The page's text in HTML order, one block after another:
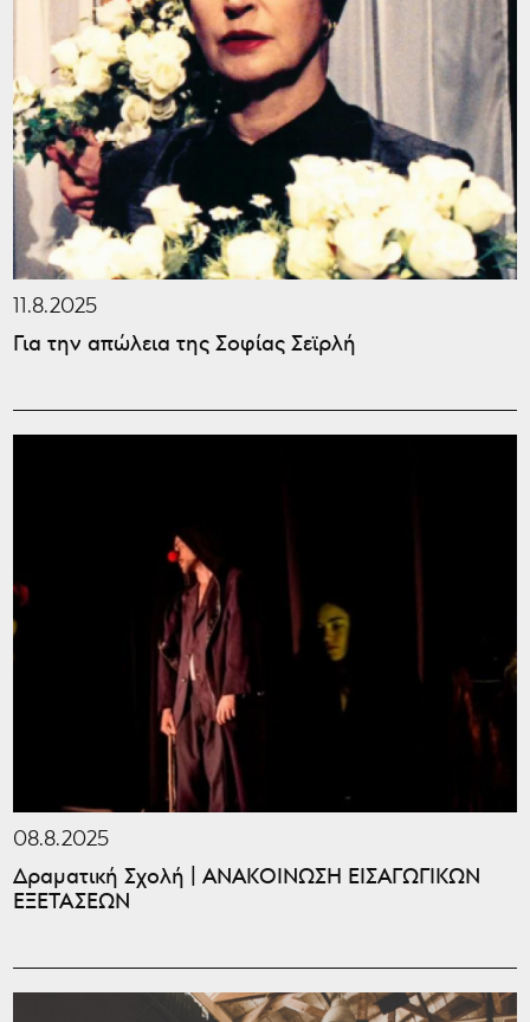
11.8.2025
Για την απώλεια της Σοφίας Σεϊρλή
08.8.2025
Δραματική Σχολή | ΑΝΑΚΟΙΝΩΣΗ ΕΙΣΑΓΩΓΙΚΩΝ
ΕΞΕΤΑΣΕΩΝ